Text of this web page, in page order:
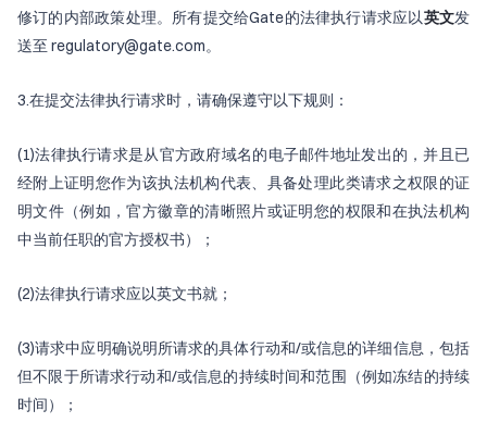
修订的内部政策处理。所有提交给Gate的法律执行请求应以英文发
送至 regulatory@gate.com。
3.在提交法律执行请求时，请确保遵守以下规则：
(1)法律执行请求是从官方政府域名的电子邮件地址发出的，并且已
经附上证明您作为该执法机构代表、具备处理此类请求之权限的证
明文件（例如，官方徽章的清晰照片或证明您的权限和在执法机构
中当前任职的官方授权书）；
(2)法律执行请求应以英文书就；
(3)请求中应明确说明所请求的具体行动和/或信息的详细信息，包括
但不限于所请求行动和/或信息的持续时间和范围（例如冻结的持续
时间）；